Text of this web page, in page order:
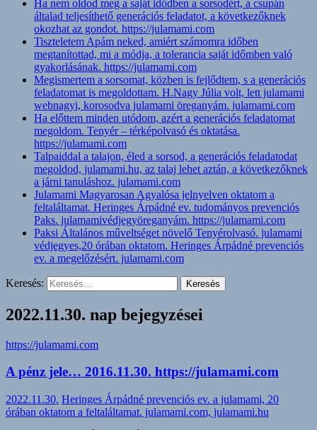
Ha nem oldod meg a saját idődben a sorsodért, a csupán
általad teljesíthető generációs feladatot, a következőknek
okozhat az gondot. https://julamami.com
Tiszteletem Apám neked, amiért számomra időben
megtanítottad, mi a módja, a tolerancia saját időmben való
gyakorlásának. https://julamami.com
Megismertem a sorsomat, közben is fejlődtem, s a generációs
feladatomat is megoldottam. H.Nagy Júlia volt, lett julamami
webnagyi, korosodva julamami öreganyám. julamami.com
Ha előttem minden utódom, azért a generációs feladatomat
megoldom. Tenyér – térképolvasó és oktatása.
https://julamami.com
Talpaiddal a talajon, éled a sorsod, a generációs feladatodat
megoldod, julamami.hu, az talaj lehet aztán, a következőknek
a járni tanuláshoz. julamami.com
Julamami Magyarosan Agyalósa jelnyelven oktatom a
feltaláltamat. Heringes Árpádné ev. tudományos prevenciós
Paks. julamamivédjegyöreganyám. https://julamami.com
Paksi Általános műveltséget növelő Tenyérolvasó. julamami
védjegyes,20 órában oktatom. Heringes Árpádné prevenciós
ev. a megelőzésért. julamami.com
Keresés:
2022.11.30. nap bejegyzései
https://julamami.com
A pénz jele… 2016.11.30. https://julamami.com
2022.11.30. Heringes Árpádné prevenciós ev. a julamami, 20
órában oktatom a feltaláltamat. julamami.com, julamami.hu